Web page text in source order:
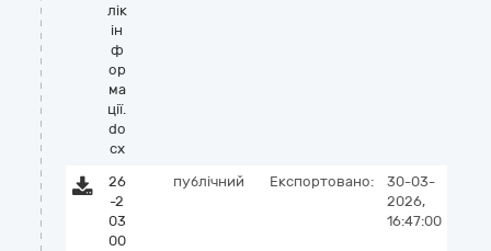
лік
ін
ф
ор
ма
ції.
do
cx
26
-2
03
00
публічний Експортовано:
30-03-
2026,
16:47:00